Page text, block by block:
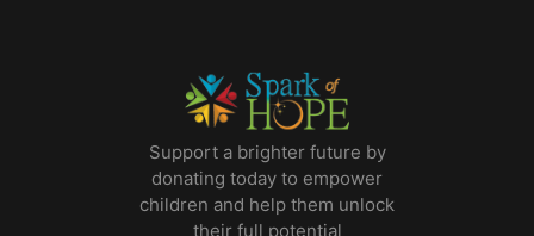
Support a brighter future by
donating today to empower
children and help them unlock
their full potential